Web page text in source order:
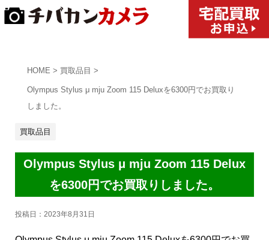
HOME > 買取品目 >
Olympus Stylus μ mju Zoom 115 Deluxを6300円でお買取り
しました。
買取品目
Olympus Stylus μ mju Zoom 115 Delux
を6300円でお買取りしました。
投稿日： 2023年8月31日